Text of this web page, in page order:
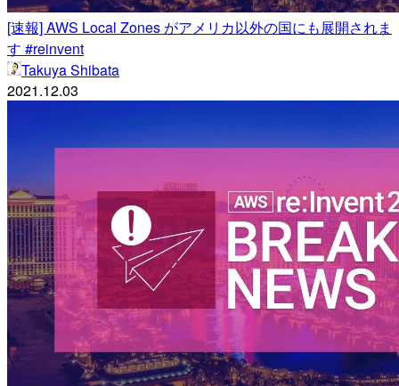
[速報] AWS Local Zones がアメリカ以外の国にも展開されま
す #reinvent
Takuya Shibata
2021.12.03